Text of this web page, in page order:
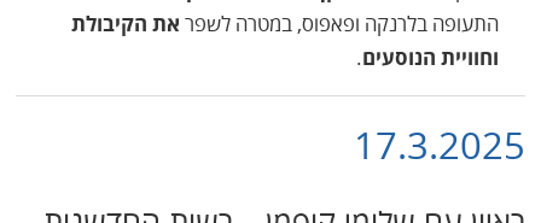
התעופה בלרנקה ופאפוס, במטרה לשפר את הקיבולת
וחוויית הנוסעים.
17.3.2025